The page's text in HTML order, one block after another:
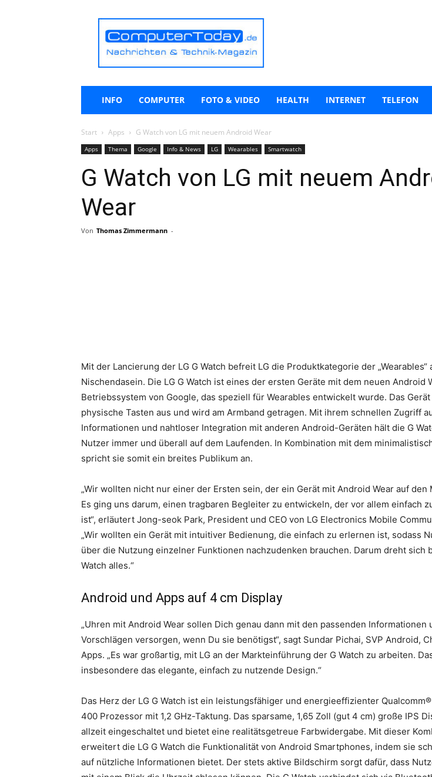
ComputerToday.de
INFO COMPUTER FOTO & VIDEO HEALTH INTERNET TELEFON
Start Apps G Watch von LG mit neuem Android Wear
Apps Thema Google Info & News LG Wearables Smartwatch
G Watch von LG mit neuem
Wear
Von Thomas Zimmermann -
Mit der Lancierung der LG G Watch befreit LG die Produktkategorie der „Wearables“
Nischendasein. Die LG G Watch ist eines der ersten Geräte mit dem neuen Android
Betriebssystem von Google, das speziell für Wearables entwickelt wurde. Das
physische Tasten aus und wird am Armband getragen. Mit ihrem schnellen Zugriff
Informationen und nahtloser Integration mit anderen Android-Geräten hält die G
Nutzer immer und überall auf dem Laufenden. In Kombination mit dem
spricht sie somit ein breites Publikum an.
„Wir wollten nicht nur einer der Ersten sein, der ein Gerät mit Android Wear auf den
Es ging uns darum, einen tragbaren Begleiter zu entwickeln, der vor allem einfach
ist“, erläutert Jong-seok Park, President und CEO von LG Electronics Mobile
„Wir wollten ein Gerät mit intuitiver Bedienung, die einfach zu erlernen ist, sodass
über die Nutzung einzelner Funktionen nachzudenken brauchen. Darum dreht sich
Watch alles.“
Android und Apps auf 4 cm Display
„Uhren mit Android Wear sollen Dich genau dann mit den passenden Informationen
Vorschlägen versorgen, wenn Du sie benötigst“, sagt Sundar Pichai, SVP Android,
Apps. „Es war großartig, mit LG an der Markteinführung der G Watch zu arbeiten.
insbesondere das elegante, einfach zu nutzende Design.“
Das Herz der LG G Watch ist ein leistungsfähiger und energieeffizienter
400 Prozessor mit 1,2 GHz-Taktung. Das sparsame, 1,65 Zoll (gut 4 cm) große IPS
allzeit eingeschaltet und bietet eine realitätsgetreue Farbwidergabe. Mit dieser
erweitert die LG G Watch die Funktionalität von Android Smartphones, indem sie
auf nützliche Informationen bietet. Der stets aktive Bildschirm sorgt dafür, dass